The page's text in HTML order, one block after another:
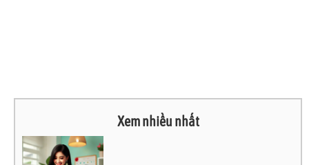
Xem nhiều nhất